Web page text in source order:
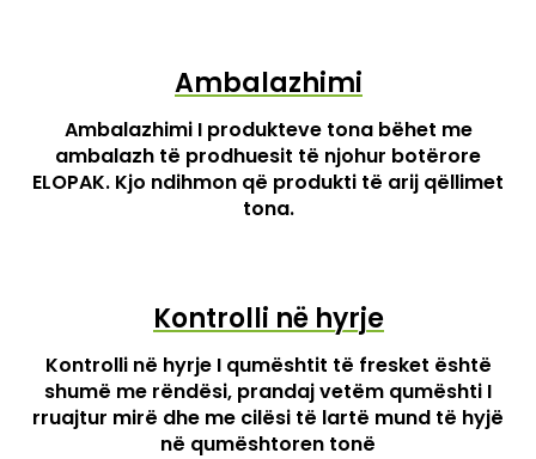
Ambalazhimi
Ambalazhimi I produkteve tona bëhet me
ambalazh të prodhuesit të njohur botërore
ELOPAK. Kjo ndihmon që produkti të arij qëllimet
tona.
Kontrolli në hyrje
Kontrolli në hyrje I qumështit të fresket është
shumë me rëndësi, prandaj vetëm qumështi I
rruajtur mirë dhe me cilësi të lartë mund të hyjë
në qumështoren tonë